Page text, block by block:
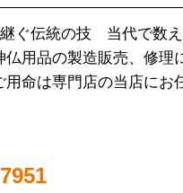
ぐ伝統の技 当代で数
用品の製造販売、修
命は専門店の当店にお